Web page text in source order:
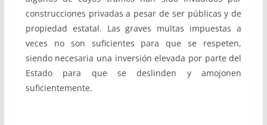
construcciones privadas a pesar de ser públicas y de
propiedad estatal. Las graves multas impuestas a
veces no son suficientes para que se respeten,
siendo necesaria una inversión elevada por parte del
Estado para que se deslinden y amojonen
suficientemente.